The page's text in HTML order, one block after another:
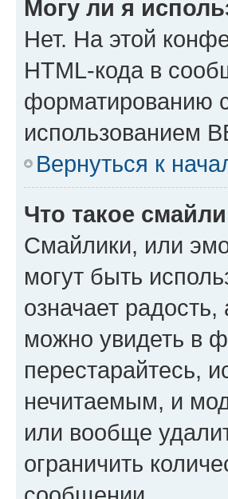
Могу ли я
Нет. На этой
HTML-кода в
форматированию
использованием
Вернуться к
Что такое
Смайлики, или
могут быть
означает
можно увидеть в
перестарайтесь,
нечитаемым, и
или вообще
ограничить